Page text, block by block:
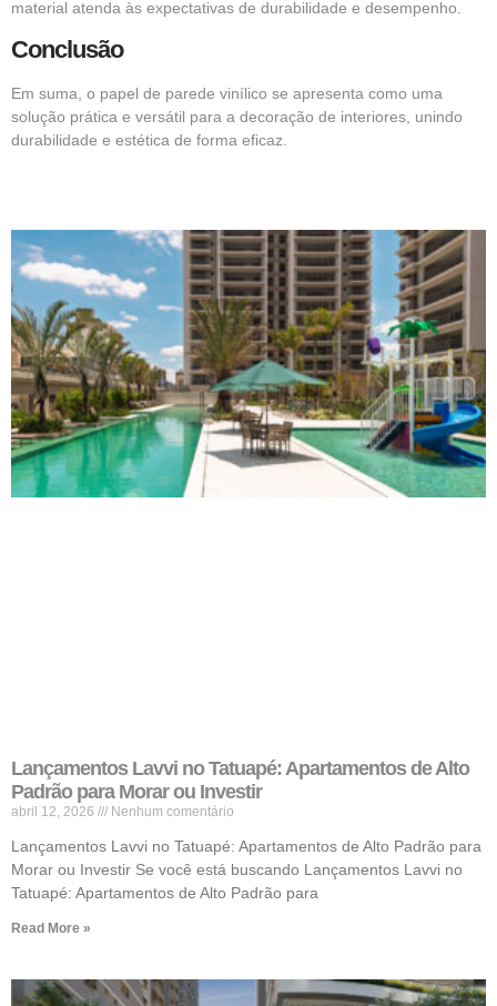
material atenda às expectativas de durabilidade e desempenho.
Conclusão
Em suma, o papel de parede vinílico se apresenta como uma
solução prática e versátil para a decoração de interiores, unindo
durabilidade e estética de forma eficaz.
Lançamentos Lavvi no Tatuapé: Apartamentos de Alto
Padrão para Morar ou Investir
abril 12, 2026 Nenhum comentário
Lançamentos Lavvi no Tatuapé: Apartamentos de Alto Padrão para
Morar ou Investir Se você está buscando Lançamentos Lavvi no
Tatuapé: Apartamentos de Alto Padrão para
Read More »